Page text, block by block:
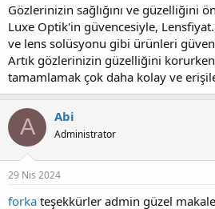
Gözlerinizin sağlığını ve güzelliğini
Luxe Optik'in güvencesiyle,
ve lens solüsyonu gibi ürünleri
Artık gözlerinizin güzelliğini korurken
tamamlamak çok daha kolay ve
A Abi
Administrator
29 Nis 2024
forka teşekkürler admin güzel makale